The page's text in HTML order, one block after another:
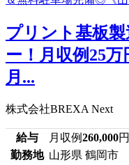
プリント基板
ー！月収例25
月...
株式会社BREXA Next
給与 月収例260,000円
勤務地 山形県 鶴岡市